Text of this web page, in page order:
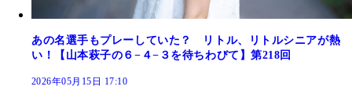
あの名選手もプレーしていた？ リトル、リトルシニアが熱
い！【山本萩子の６−４−３を待ちわびて】第218回
2026年05月15日 17:10